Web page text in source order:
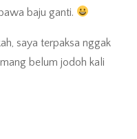
baju ganti.
saya terpaksa nggak
belum jodoh kali